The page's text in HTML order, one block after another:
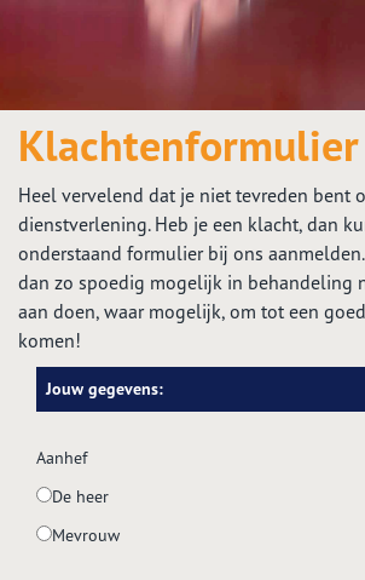
Klachtenformulier
Heel vervelend dat je niet tevreden bent
dienstverlening. Heb je een klacht, dan
onderstaand formulier bij ons
dan zo spoedig mogelijk in behandeling
aan doen, waar mogelijk, om tot een
komen!
Jouw gegevens:
Aanhef
De heer
Mevrouw